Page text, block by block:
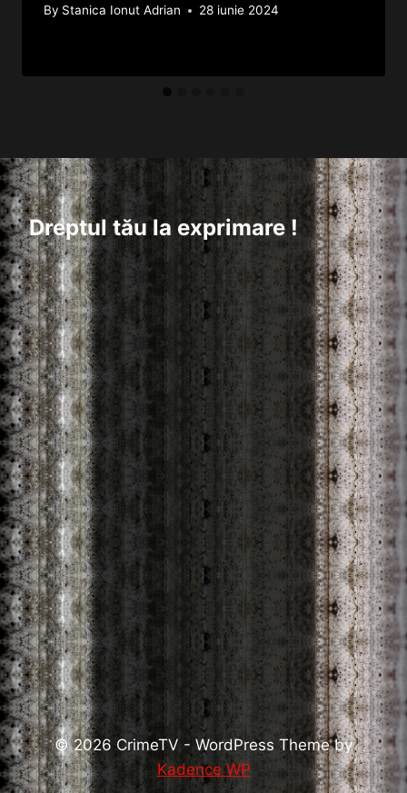
By Stanica Ionut Adrian 28 iunie 2024
Dreptul tău la exprimare !
© 2026 CrimeTV - WordPress Theme by
Kadence WP